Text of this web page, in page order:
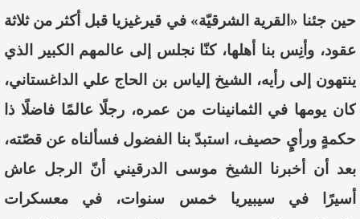
حين جئنا «القرية الشرقيّة» في قيرغيزيا قبل أكثر من ثلاثة
عقود، وأنِس بنا أهلها، كنّا نجلس إلى عالمهم الكبير الذي
ينتهون إلى رأيه، الشيخ إلياس بن الحاج علي الداغستاني،
كان يومها في الثمانينات من عمره، رجلًا عالمًا فاضلًا ذا
حكمةٍ ورأيٍ حصيف، استبدّ بنا الفضول فسألناه عن قصّته،
بعد أن أخبرنا الشيخ موسى الدرقيني أنّ الرجل عاش
أسيرًا في سيبيريا خمس سنوات، في معسكرات